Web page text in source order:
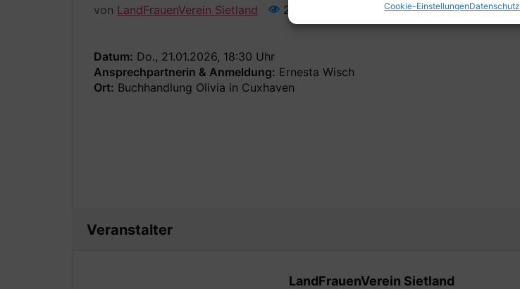
Cookie-EinstellungenDatenschutz
von LandFrauenVerein Sietland 227
Datum: Do., 21.01.2026, 18:30 Uhr
Ansprechpartnerin & Anmeldung: Ernesta Wisch
Ort: Buchhandlung Olivia in Cuxhaven
Veranstalter
LandFrauenVerein Sietland